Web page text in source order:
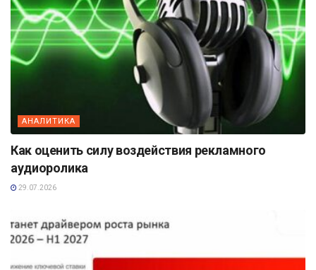
АНАЛИТИКА
Как оценить силу воздействия рекламного
аудиоролика
29.07.2026